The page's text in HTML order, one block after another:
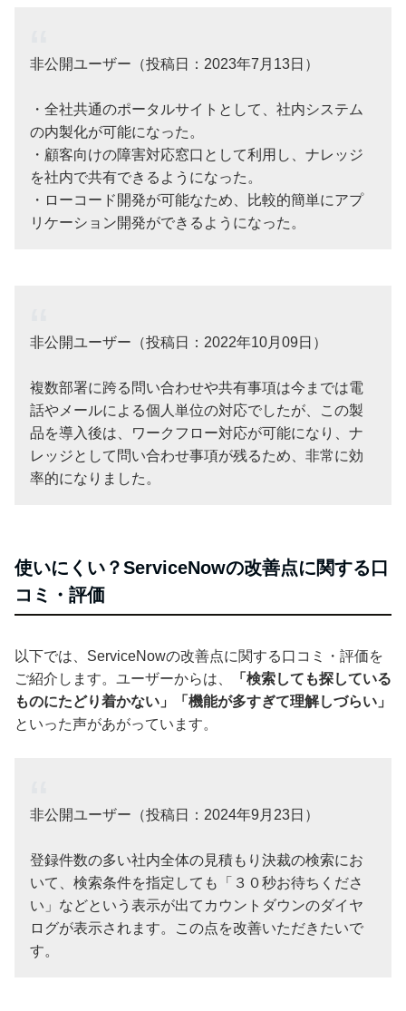
非公開ユーザー（投稿日：2023年7月13日）
・全社共通のポータルサイトとして、社内システム
の内製化が可能になった。
・顧客向けの障害対応窓口として利用し、ナレッジ
を社内で共有できるようになった。
・ローコード開発が可能なため、比較的簡単にアプ
リケーション開発ができるようになった。
非公開ユーザー（投稿日：2022年10月09日）
複数部署に跨る問い合わせや共有事項は今までは電
話やメールによる個人単位の対応でしたが、この製
品を導入後は、ワークフロー対応が可能になり、ナ
レッジとして問い合わせ事項が残るため、非常に効
率的になりました。
使いにくい？ServiceNowの改善点に関する口
コミ・評価
以下では、ServiceNowの改善点に関する口コミ・評価を
ご紹介します。ユーザーからは、
「検索しても探している
ものにたどり着かない」「機能が多すぎて理解しづらい」
といった声があがっています。
非公開ユーザー（投稿日：2024年9月23日）
登録件数の多い社内全体の見積もり決裁の検索にお
いて、検索条件を指定しても「３０秒お待ちくださ
い」などという表示が出てカウントダウンのダイヤ
ログが表示されます。この点を改善いただきたいで
す。